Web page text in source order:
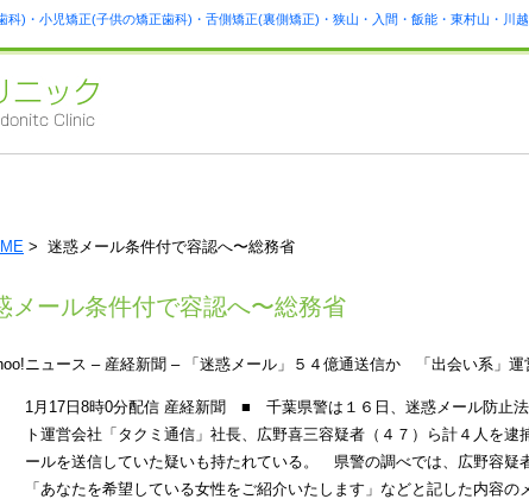
)・小児矯正(子供の矯正歯科)・舌側矯正(裏側矯正)・狭山・入間・飯能・東村山・川
> 迷惑メール条件付で容認へ〜総務省
メール条件付で容認へ〜総務省
ニュース – 産経新聞 – 「迷惑メール」５４億通送信か 「出会い系」運
1月17日8時0分配信 産経新聞 ■ 千葉県警は１６日、迷惑メール防止
ト運営会社「タクミ通信」社長、広野喜三容疑者（４７）ら計４人を
ールを送信していた疑いも持たれている。 県警の調べでは、広野容疑
「あなたを希望している女性をご紹介いたします」などと記した内容